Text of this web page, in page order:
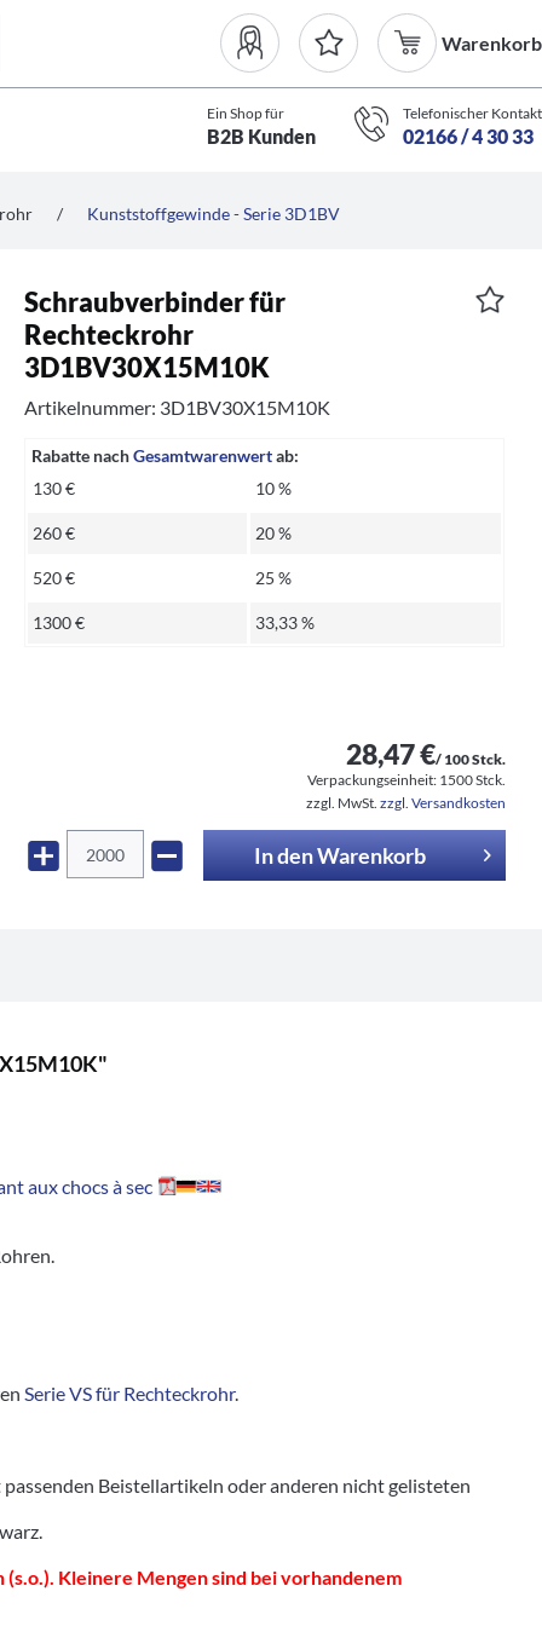
Warenkorb
Ein Shop für
B2B Kunden
Telefonischer Kontakt
02166 / 4 30 33
/ Kunststoffgewinde - Serie 3D1BV
Schraubverbinder für
Rechteckrohr
3D1BV30X15M10K
Artikelnummer: 3D1BV30X15M10K
Rabatte nachGesamtwarenwertab:
130 €
10 %
260 € 20 %
520 € 25 %
1300 € 33,33 %
28,47 €/ 100 Stck.
Verpackungseinheit: 1500 Stck.
zzgl. MwSt. zzgl. Versandkosten
In denWarenkorb
aux chocs à sec
Serie VS für Rechteckrohr.
Beistellartikeln oder anderen nicht gelisteten
Kleinere Mengen sind bei vorhandenem